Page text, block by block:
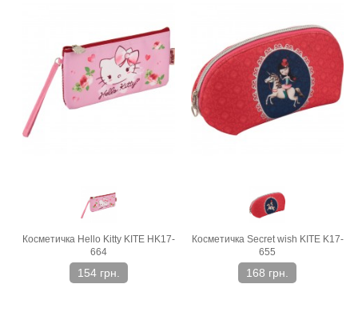
Косметичка Hello Kitty KITE HK17-
664
154 грн.
Косметичка Secret wish KITE K17-
655
168 грн.